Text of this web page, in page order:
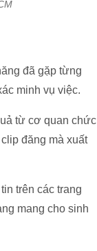
đã gặp từng
minh vụ việc.
từ cơ quan chức
đăng mà xuất
trên các trang
mang cho sinh